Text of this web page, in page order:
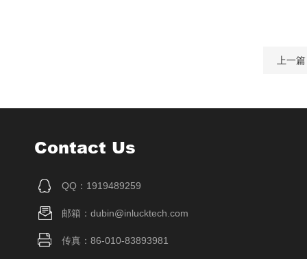
上一
Contact Us
QQ：1919489259
邮箱：dubin@inlucktech.com
传真：86-010-83893981